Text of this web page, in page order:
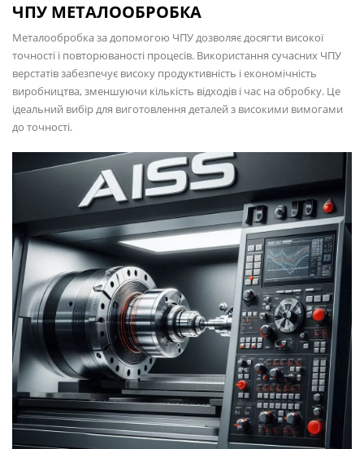
ЧПУ МЕТАЛООБРОБКА
Металообробка за допомогою ЧПУ дозволяє досягти високої
точності і повторюваності процесів. Використання сучасних ЧПУ
верстатів забезпечує високу продуктивність і економічність
виробництва, зменшуючи кількість відходів і час на обробку. Це
ідеальний вибір для виготовлення деталей з високими вимогами
до точності.